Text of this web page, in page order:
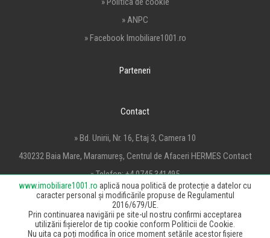
» ANPC
» Facebook Imobiliare1001.ro
Parteneri
Contact
» Bd. Unirii, Nr. 16, Etaj 3, Camera 10
430232 Baia Mare, Maramureș, Centrul de Afaceri HERMES Contact
» Telefon:+4 0745 341495
» Email:office@imobiliare1001.ro
www.imobiliare1001.ro aplică noua politică de protecție a datelor cu
caracter personal și modificările propuse de Regulamentul
2016/679/UE.
Prin continuarea navigării pe site-ul nostru confirmi acceptarea
utilizării fișierelor de tip cookie conform Politicii de Cookie.
Nu uita ca poți modifica în orice moment setările acestor fișiere